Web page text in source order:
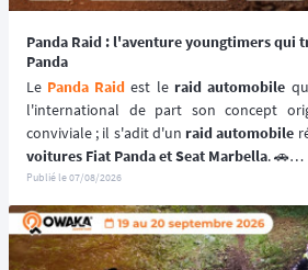
Panda Raid : l'aventure youngtimers qui
Panda
Le Panda Raid est le raid automobile
l'international de part son concept
conviviale ; il s'adit d'un raid automobile
voitures Fiat Panda et Seat Marbella. 🚗
Une véritable aventure offroad qui se
marocain à bord de véhicules
📆 Prochaines dates : du 3 au 10 avril
Publié le07/08/2026